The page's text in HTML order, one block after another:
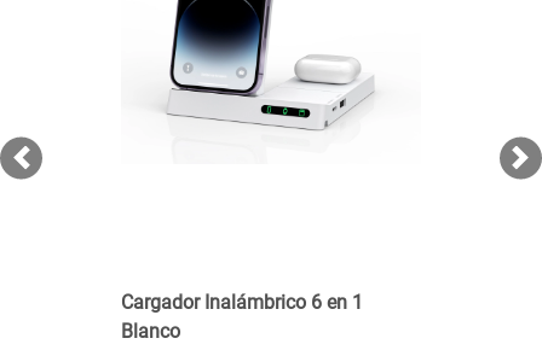
Previous
Cargador Inalámbrico 6 en 1
Blanco